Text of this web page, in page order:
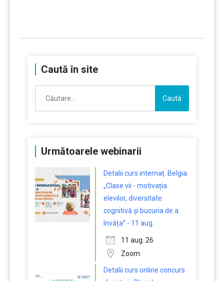
Caută în site
după:
Următoarele webinarii
Detalii curs internaț. Belgia
„Clase vii - motivația
elevilor, diversitate
cognitivă și bucuria de a
învăța” - 11 aug.
11 aug. 26
Zoom
Detalii curs online concurs